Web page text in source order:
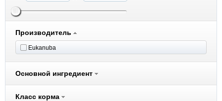
Производитель
Eukanuba
Основной ингредиент
Класс корма